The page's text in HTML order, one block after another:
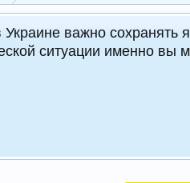
важно сохранять
ситуации именно